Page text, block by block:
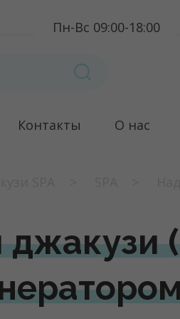
Пн-Вс 09:00-18:00
Контакты О нас